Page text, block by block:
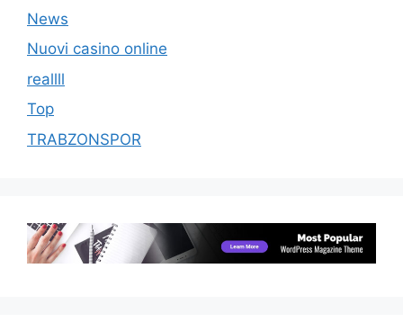
News
Nuovi casino online
reallll
Top
TRABZONSPOR